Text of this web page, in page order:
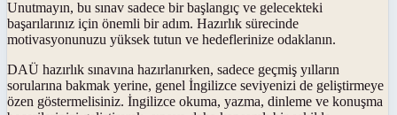
Unutmayın, bu sınav sadece bir başlangıç ve gelecekteki
başarılarınız için önemli bir adım. Hazırlık sürecinde
motivasyonunuzu yüksek tutun ve hedeflerinize odaklanın.
DAÜ hazırlık sınavına hazırlanırken, sadece geçmiş yılların
sorularına bakmak yerine, genel İngilizce seviyenizi de geliştirmeye
özen göstermelisiniz. İngilizce okuma, yazma, dinleme ve konuşma